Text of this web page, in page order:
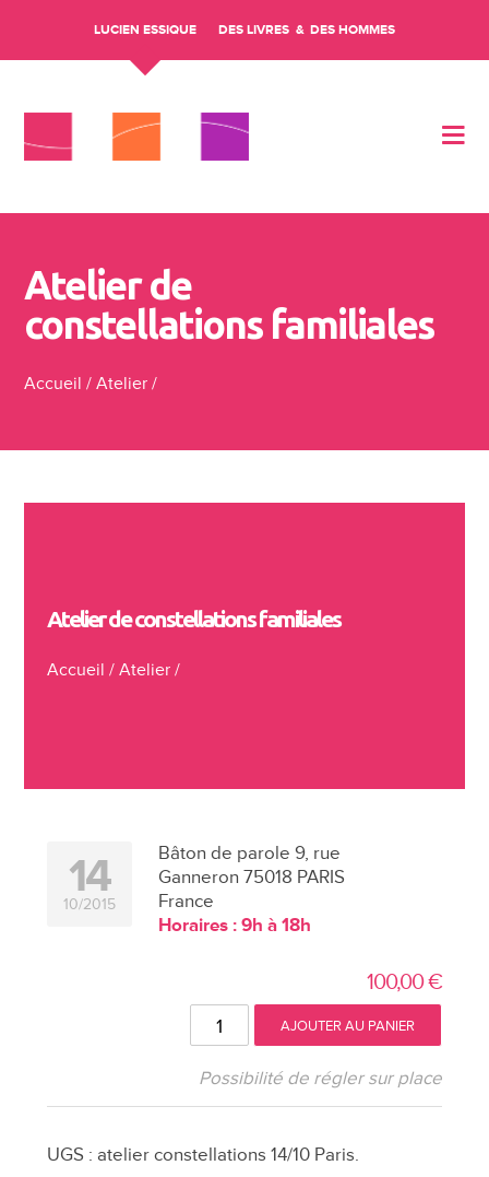
LUCIEN ESSIQUE DES LIVRES DES HOMMES
Atelier de
constellations familiales
Accueil /Atelier /
Atelier de constellations familiales
Accueil / Atelier/
14
10/2015
Bâton de parole 9, rue
Ganneron 75018 PARIS
France
Horaires : 9h à 18h
100,00€
quantité
de
Atelier
de
familiales
AJOUTER AU PANIER
Possibilité de régler sur place
UGS : atelier constellations 14/10 Paris.